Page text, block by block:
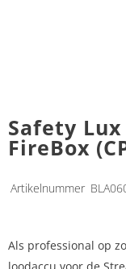
Safety
FireBox
Artikelnummer
Als professional op